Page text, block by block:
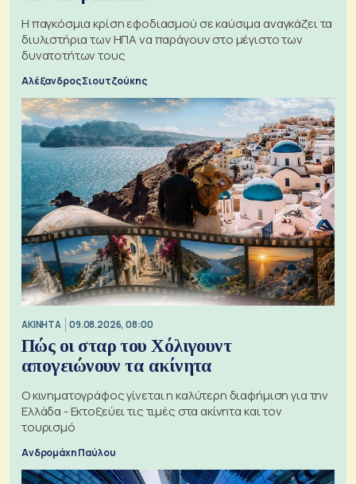
Η παγκόσμια κρίση εφοδιασμού σε καύσιμα αναγκάζει τα
διυλιστήρια των ΗΠΑ να παράγουν στο μέγιστο των
δυνατοτήτων τους
Αλέξανδρος Σιουτζούκης
ΑΚΙΝΗΤΑ 09.08.2026, 08:00
Πώς οι σταρ του Χόλιγουντ
απογειώνουν τα ακίνητα
Ο κινηματογράφος γίνεται η καλύτερη διαφήμιση για την
Ελλάδα - Εκτοξεύει τις τιμές στα ακίνητα και τον
τουρισμό
Ανδρομάχη Παύλου